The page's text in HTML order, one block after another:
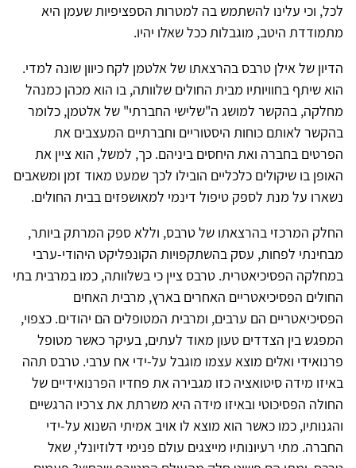
לכל, וכי עלינו להשתמש בה למטרות הספציפיות שעמן היא
מתמודדת היטב, מוגבלות ככל שאלו יהיו.
הדיון של אילן טרבס בהרצאתו של אלטמן לקח כיוון שונה למדי.
הוא שיתף בחוויותיו מבית החולים שלוותה, בו הוא מכהן כמנהל
מחלקה, בהקשר למושג ה"שלישי החברתי" של אלטמן, כלומר
בהקשר לאותם כוחות היסטוריים וחברתיים המעצבים את
הפרטים בחברה ואת היחסים ביניהם. כך, למשל, הוא ציין את
האופן בו שיקולים כלכליים הובילו לכך שמעט מאוד זמן ומשאבים
נשארו על מנת לספק טיפול דינמי למאושפזים בבית החולים.
החלק המרכזי בהרצאתו של טרבס, וללא ספק המרתק ביותר,
מבחינתי לפחות, עסק בהשתקפויות הקונפליקט היהודי-ערבי
במחלקה הפסיכיאטרית. טרבס ציין כי בשלוותה, כמו במרבית בתי
החולים הפסיכיאטריים האחרים בארץ, מרבית האחים
הפסיכיאטריים הם ערבים, ומרבית המטופלים הם יהודים. כצפוי,
המפגש בין הצדדים טעון מאוד לעתים, בעיקר כאשר מטופל
פרנואידי ואלים מוצא עצמו מוגבל על-ידי אח ערבי. טרבס תהה
באיזו מידה סיטואציה כזו מגבירה את פחדיו הפרנואידיים של
החולה הפסיכוטי ובאיזו מידה היא משרתת את צרכיו הרגשיים
והגנותיו, כמו כאשר הוא מוצא לו אויב אמיתי השנוא על-ידי
החברה. מתי רעיונותיו מייצגים עולם פנימי דלוזיונלי, שאל